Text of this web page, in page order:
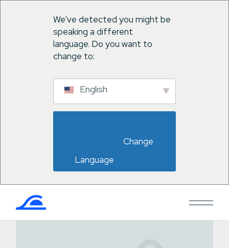
We've detected you might be
speaking a different
language. Do you want to
change to:
English
Language
Salta
contenuto